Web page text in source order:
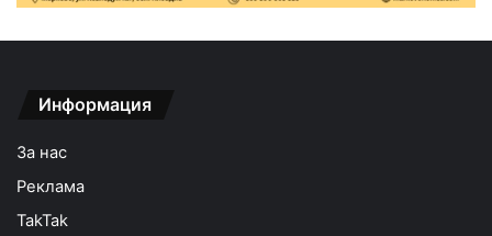
Информация
За нас
Реклама
TakTak